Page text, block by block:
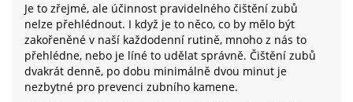
Je to zřejmé, ale účinnost pravidelného čištění zubů
nelze přehlédnout. I když je to něco, co by mělo být
zakořeněné v naší každodenní rutině, mnoho z nás to
přehlédne, nebo je líné to udělat správně. Čištění zubů
dvakrát denně, po dobu minimálně dvou minut je
nezbytné pro prevenci zubního kamene.